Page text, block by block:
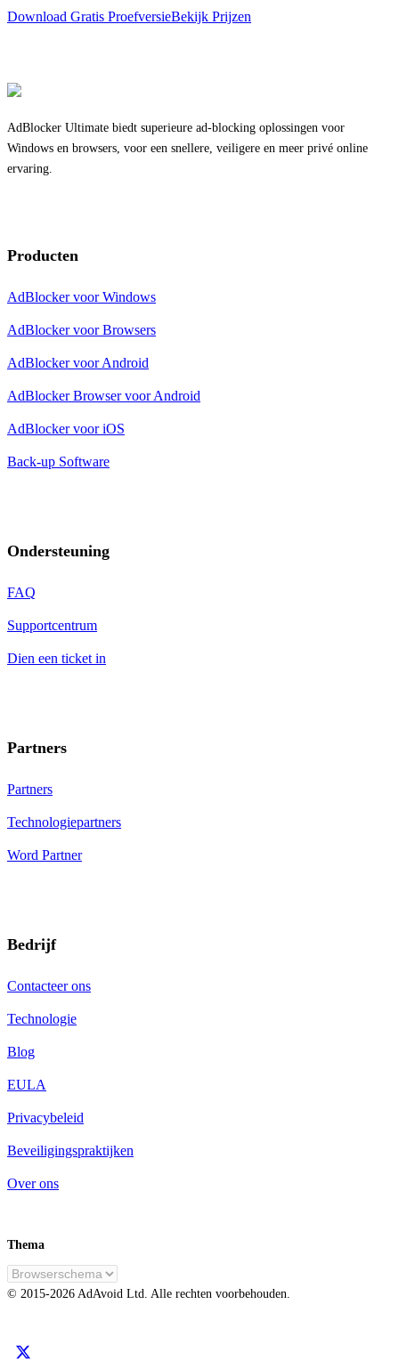
Download Gratis ProefversieBekijk Prijzen
AdBlocker Ultimate biedt superieure ad-blocking oplossingen voor
Windows en browsers, voor een snellere, veiligere en meer privé online
ervaring.
Producten
AdBlocker voor Windows
AdBlocker voor Browsers
AdBlocker voor Android
AdBlocker Browser voor Android
AdBlocker voor iOS
Back-up Software
Ondersteuning
FAQ
Supportcentrum
Dien een ticket in
Partners
Partners
Technologiepartners
Word Partner
Bedrijf
Contacteer ons
Technologie
Blog
EULA
Privacybeleid
Beveiligingspraktijken
Over ons
Thema
© 2015-2026 AdAvoid Ltd. Alle rechten voorbehouden.